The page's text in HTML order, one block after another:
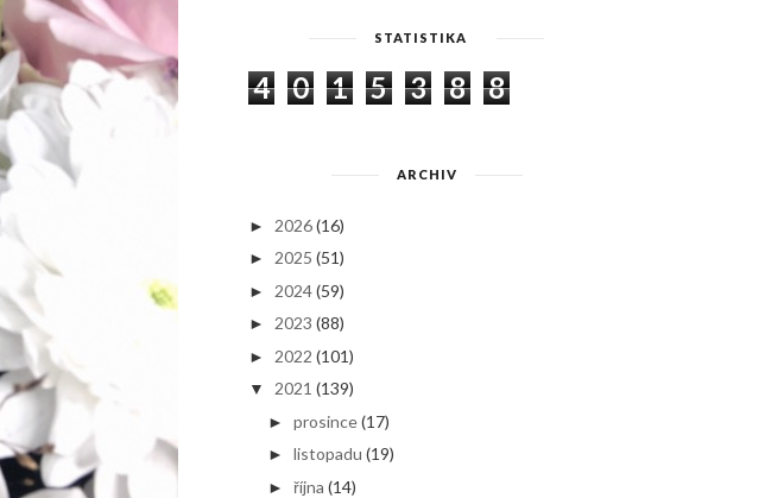
STATISTIKA
4 0 1 5 3 8 8
ARCHIV
► 2026 (16)
► 2025 (51)
► 2024 (59)
► 2023 (88)
► 2022 (101)
▼ 2021 (139)
►prosince(17)
►listopadu (19)
►října (14)